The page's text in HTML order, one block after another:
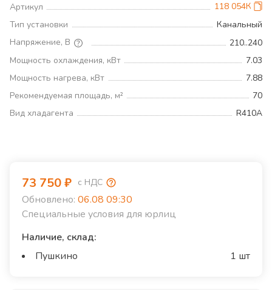
Артикул
118 054К
Тип установки
Канальный
Напряжение, В
210..240
Мощность охлаждения, кВт
7.03
Мощность нагрева, кВт
7.88
Рекомендуемая площадь, м²
70
Вид хладагента
R410A
73 750₽ с НДС
Обновлено: 06.08 09:30
Специальные условия для юрлиц
Наличие, склад:
Пушкино
1 шт